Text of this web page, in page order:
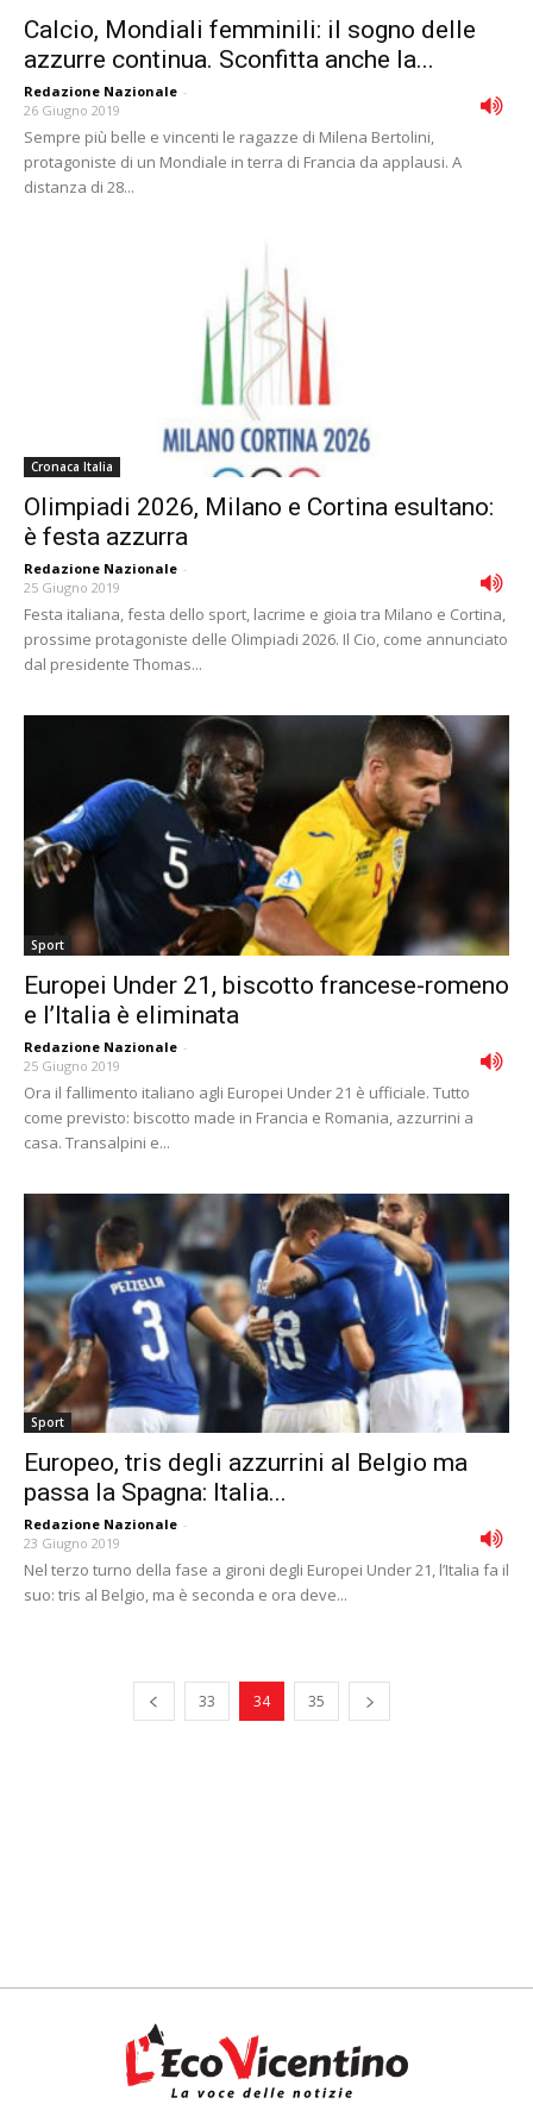
Calcio, Mondiali femminili: il sogno delle
azzurre continua. Sconfitta anche la...
Redazione Nazionale -
26 Giugno 2019
Sempre più belle e vincenti le ragazze di Milena Bertolini,
protagoniste di un Mondiale in terra di Francia da applausi. A
distanza di 28...
Cronaca Italia
Olimpiadi 2026, Milano e Cortina esultano:
è festa azzurra
Redazione Nazionale -
25 Giugno 2019
Festa italiana, festa dello sport, lacrime e gioia tra Milano e Cortina,
prossime protagoniste delle Olimpiadi 2026. Il Cio, come annunciato
dal presidente Thomas...
Sport
Europei Under 21, biscotto francese-romeno
e l’Italia è eliminata
Redazione Nazionale -
25 Giugno 2019
Ora il fallimento italiano agli Europei Under 21 è ufficiale. Tutto
come previsto: biscotto made in Francia e Romania, azzurrini a
casa. Transalpini e...
Sport
Europeo, tris degli azzurrini al Belgio ma
passa la Spagna: Italia...
Redazione Nazionale -
23 Giugno 2019
Nel terzo turno della fase a gironi degli Europei Under 21, l’Italia fa il
suo: tris al Belgio, ma è seconda e ora deve...
33 34 35